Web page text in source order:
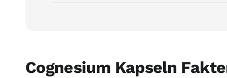
Cognesium Kapseln